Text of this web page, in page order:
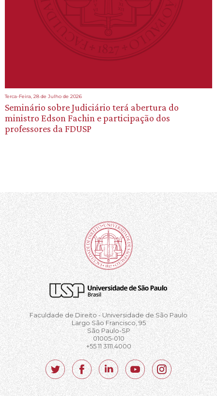
Terca-Feira, 28 de Julho de 2026
Seminário sobre Judiciário terá abertura do
ministro Edson Fachin e participação dos
professores da FDUSP
Faculdade de Direito - Universidade de São Paulo
Largo São Francisco, 95
São Paulo-SP
01005-010
+55 11 3111.4000